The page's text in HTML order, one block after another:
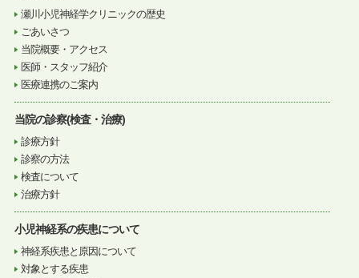
瀬川小児神経学クリニックの歴史
ごあいさつ
当院概要・アクセス
医師・スタッフ紹介
医療連携のご案内
当院の診察(検査・治療)
診療方針
診察の方法
検査について
治療方針
小児神経系の疾患について
神経系疾患と原因について
対象とする疾患